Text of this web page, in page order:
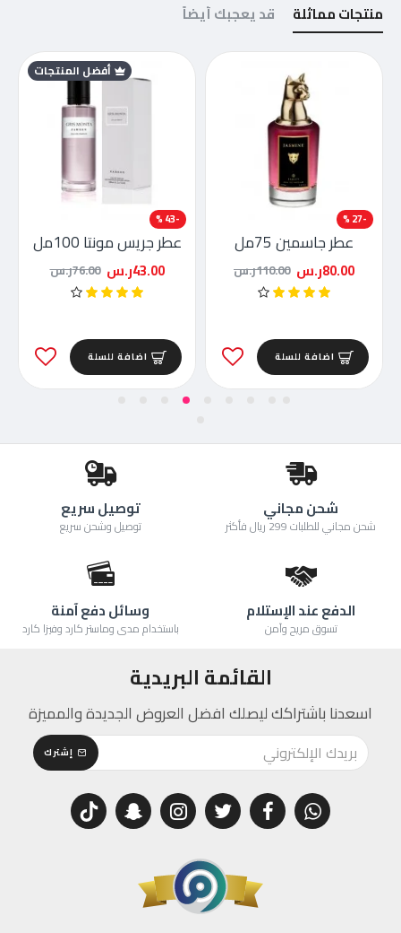
منتجات مماثلة قد يعجبك أيضاً
-27 %
عطر جاسمين 75مل
80.00ر.س 110.00ر.س
اضافة للسلة
أفضل المنتجات
-43 %
عطر جريس مونتا 100مل
43.00ر.س 76.00ر.س
اضافة للسلة
شحن مجاني
شحن مجاني للطلبات 299 ريال فأكثر
توصيل سريع
توصيل وشحن سريع
الدفع عند الإستلام
تسوق مريح وآمن
وسائل دفع آمنة
باستخدام مدى وماستر كارد وفيزا كارد
القائمة البريدية
اسعدنا باشتراكك ليصلك افضل العروض الجديدة والمميزة
إشترك